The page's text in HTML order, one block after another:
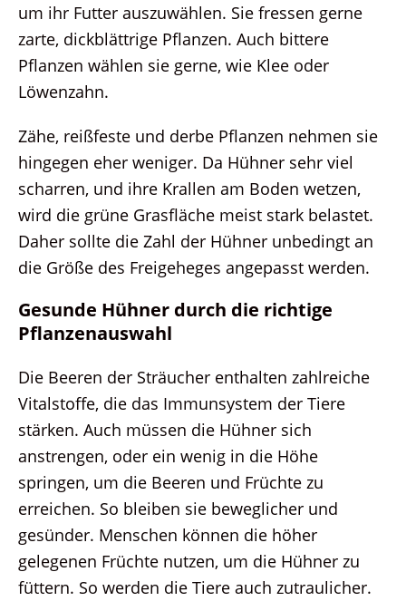
um ihr Futter auszuwählen. Sie fressen gerne
zarte, dickblättrige Pflanzen. Auch bittere
Pflanzen wählen sie gerne, wie Klee oder
Löwenzahn.
Zähe, reißfeste und derbe Pflanzen nehmen sie
hingegen eher weniger. Da Hühner sehr viel
scharren, und ihre Krallen am Boden wetzen,
wird die grüne Grasfläche meist stark belastet.
Daher sollte die Zahl der Hühner unbedingt an
die Größe des Freigeheges angepasst werden.
Gesunde Hühner durch die richtige
Pflanzenauswahl
Die Beeren der Sträucher enthalten zahlreiche
Vitalstoffe, die das Immunsystem der Tiere
stärken. Auch müssen die Hühner sich
anstrengen, oder ein wenig in die Höhe
springen, um die Beeren und Früchte zu
erreichen. So bleiben sie beweglicher und
gesünder. Menschen können die höher
gelegenen Früchte nutzen, um die Hühner zu
füttern. So werden die Tiere auch zutraulicher.